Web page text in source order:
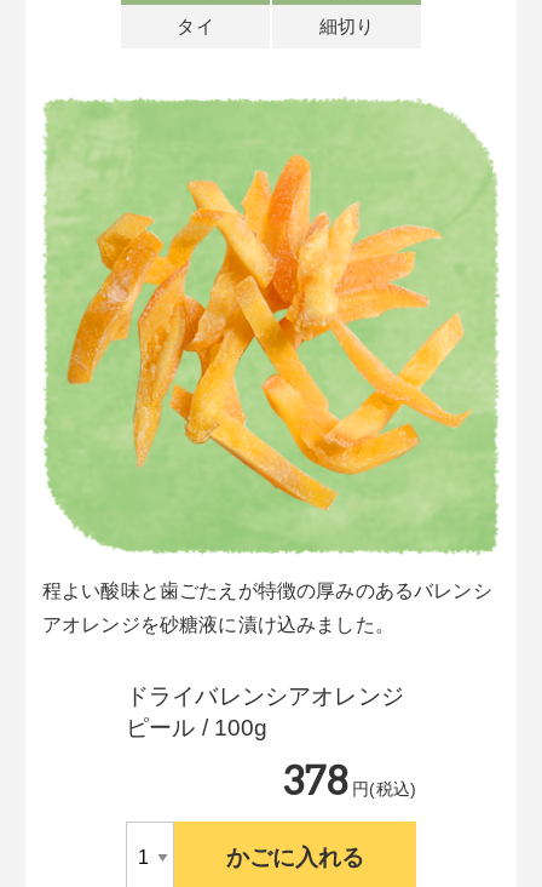
タイ 細切り
程よい酸味と歯ごたえが特徴の厚みのあるバレンシ
アオレンジを砂糖液に漬け込みました。
ドライバレンシアオレンジ
ピール / 100g
378 円(税込)
かごに入れる